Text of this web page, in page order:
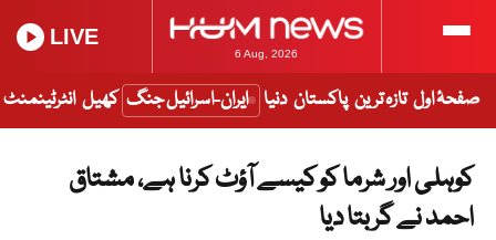
6 Aug, 2026
LIVE
صفحۂ اول تازہ ترین پاکستان دنیا ایران-اسرائیل جنگ کھیل انٹرٹینمنٹ
کوہلی اور شرما کو کیسے آؤٹ کرنا ہے، مشتاق
احمد نے گر بتا دیا